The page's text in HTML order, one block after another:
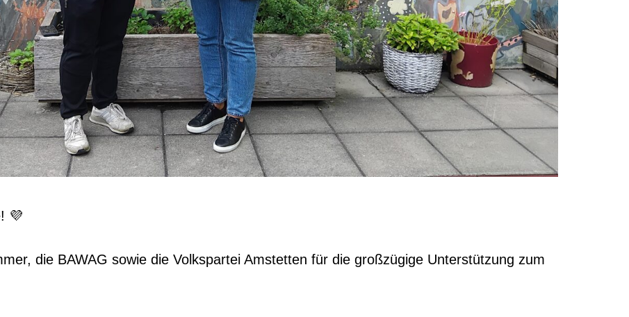
💜
die BAWAG sowie die Volkspartei Amstetten für die großzügige Unterstützung zum